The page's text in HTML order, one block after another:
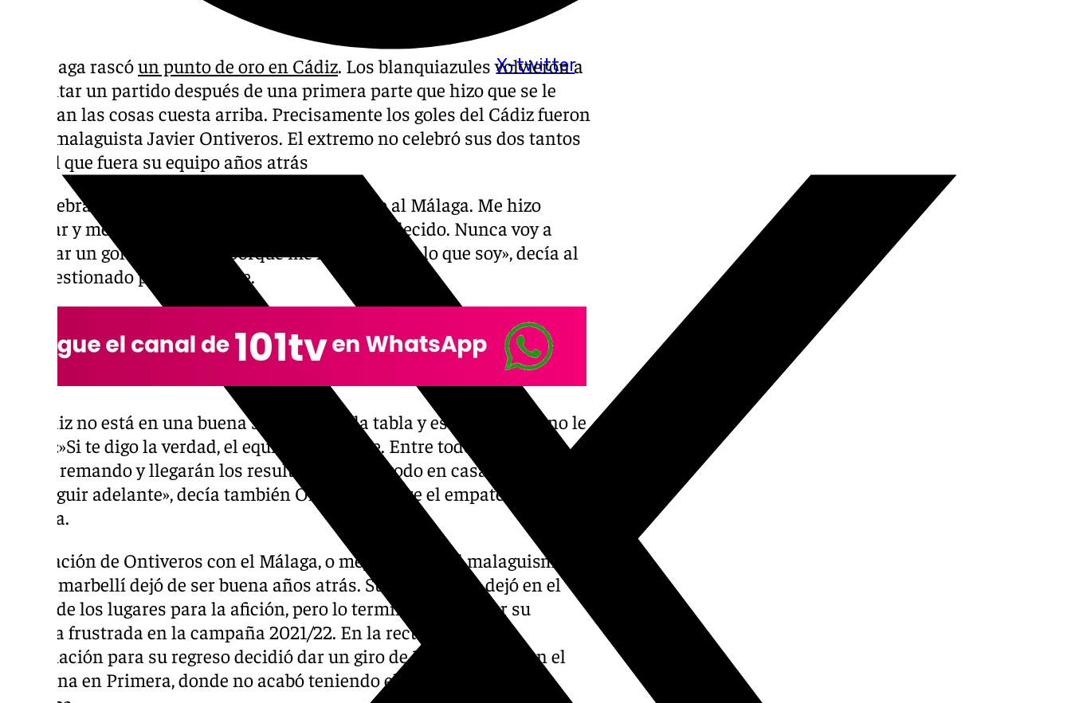
X-twitter
El Málaga rascóun punto de oro en Cádiz. Los blanquiazules volvieron a
remontar un partido después de una primera parte que hizo que se le
pusieran las cosas cuesta arriba. Precisamente los goles del Cádiz fueron
del exmalaguista Javier Ontiveros. El extremo no celebró sus dos tantos
ante el que fuera su equipo años atrás
No celebración a los goles. «Al final le debo todo al Málaga. Me hizo
debutar y me hizo llegar a donde estoy. Muy agradecido. Nunca voy a
celebrar un gol contra ellos porque me ha hecho ser lo que soy», decía al
ser cuestionado por su doblete.
El Cádiz no está en una buena situación en la tabla y este resultado no le
ayuda:»Si te digo la verdad, el equipo está triste. Entre todos hay que
seguir remando y llegarán los resultados, sobre todo en casa. Tenemos
que seguir adelante», decía también Ontiveros sobre el empate ante el
Málaga.
La relación de Ontiveros con el Málaga, o mejor dicho del malaguismo
con el marbellí dejó de ser buena años atrás. Su salida no le dejó en el
mejor de los lugares para la afición, pero lo terminó de rematar su
llegada frustrada en la campaña 2021/22. En la recta final de la
negociación para su regreso decidió dar un giro de 180º y firmar con el
Osasuna en Primera, donde no acabó teniendo el protagonismo que